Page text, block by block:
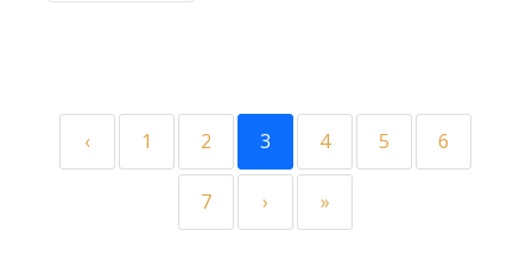
‹ 1 2 3 4 5 6
7 › »